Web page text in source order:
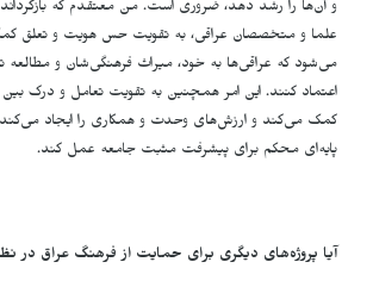
و آن‌ها را رشد دهد، ضروری است. من معتقدم که
علما و متخصصان عراقی، به تقویت حس هویت و تعلق
می‌شود که عراقی‌ها به خود، میراث فرهنگی‌شان و مطالعه
اعتماد کنند. این امر همچنین به تقویت تعامل و درک
کمک می‌کند و ارزش‌های وحدت و همکاری را ایجاد می‌کند
پایه‌ای محکم برای پیشرفت مثبت جامعه عمل کند.
آیا پروژه‌های دیگری برای حمایت از فرهنگ عراق در